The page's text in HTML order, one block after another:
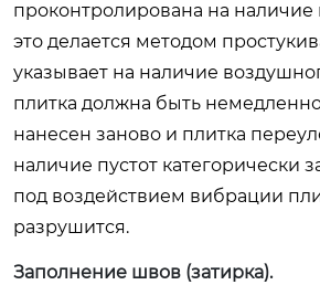
проконтролирована на наличие
это делается методом
указывает на наличие
плитка должна быть
нанесен заново и плитка
наличие пустот категорически
под воздействием вибрации
разрушится.
Заполнение швов (затирка).